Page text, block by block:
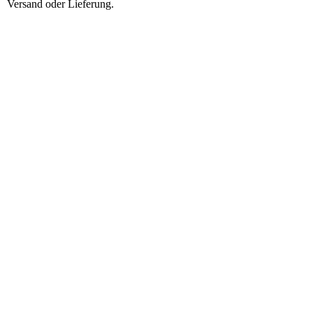
Versand oder Lieferung.